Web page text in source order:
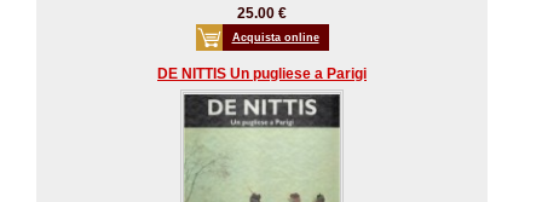
25.00 €
Acquista online
DE NITTIS Un pugliese a Parigi